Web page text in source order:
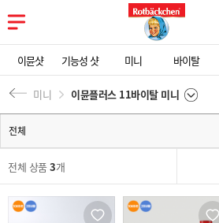
이뮨샷 기능성 샷 미니 바이탈
미니 이뮨플러스 11바이탈 미니
전체
전체 상품3개